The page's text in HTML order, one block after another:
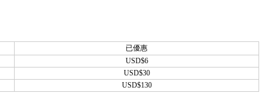
已優惠
USD$6
USD$30
USD$130